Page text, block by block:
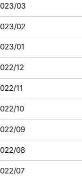
03
02
01
12
11
10
09
08
07